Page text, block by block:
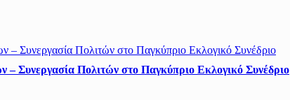
– Συνεργασία Πολιτών στο Παγκύπριο Εκλογικό Συνέδριο